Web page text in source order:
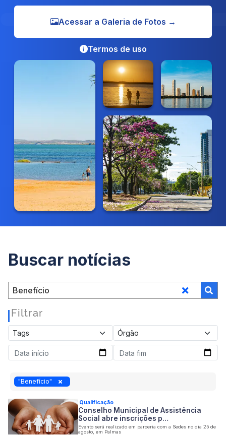
Termos de uso
Acessar a Galeria de Fotos →
Buscar notícias
Filtrar
"Benefício"
Qualificação
Conselho Municipal de Assistência
Social abre inscrições p…
Evento será realizado em parceria com a Sedes no dia 25 de
agosto, em Palmas